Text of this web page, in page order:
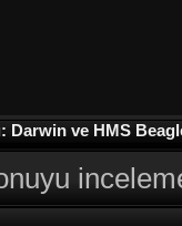
Darwin ve HMS